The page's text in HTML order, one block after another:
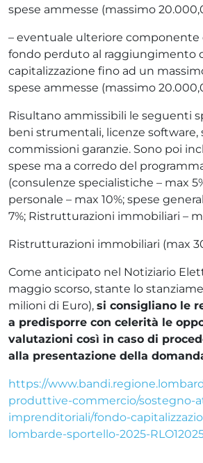
spese ammesse (massimo
– eventuale ulteriore
fondo perduto al raggiungimento
capitalizzazione fino ad un
spese ammesse (massimo
Risultano ammissibili le seguenti
beni strumentali, licenze software,
commissioni garanzie. Sono poi
spese ma a corredo del
(consulenze specialistiche – max
personale – max 10%; spese
7%; Ristrutturazioni immobiliari –
Ristrutturazioni immobiliari (max
Come anticipato nel Notiziario
maggio scorso, stante lo
milioni di Euro), si consigliano le
a predisporre con celerità le
valutazioni così in caso di
alla presentazione della
https://
produttive-commercio/sostegno-
imprenditoriali/fondo-
lombarde-sportello-2025-